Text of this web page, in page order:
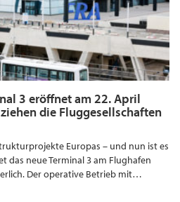
3 eröffnet am 22. April
die Fluggesellschaften
Europas – und nun ist es
das neue Terminal 3 am Flughafen
Der operative Betrieb mit…